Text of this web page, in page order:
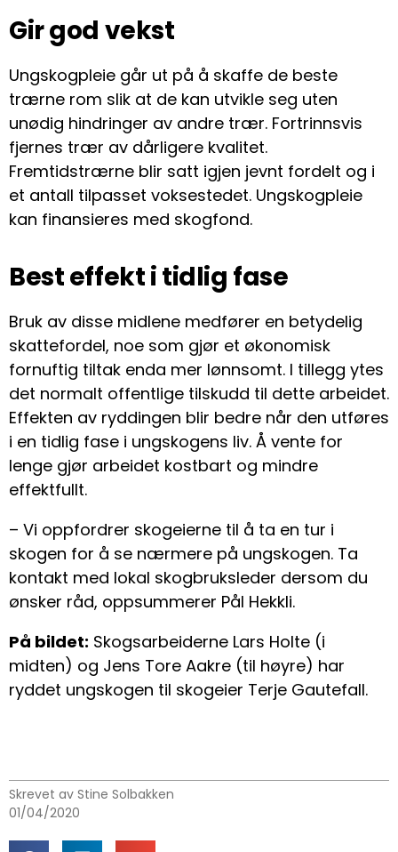
Gir god vekst
Ungskogpleie går ut på å skaffe de beste
trærne rom slik at de kan utvikle seg uten
unødig hindringer av andre trær. Fortrinnsvis
fjernes trær av dårligere kvalitet.
Fremtidstrærne blir satt igjen jevnt fordelt og i
et antall tilpasset voksestedet. Ungskogpleie
kan finansieres med skogfond.
Best effekt i tidlig fase
Bruk av disse midlene medfører en betydelig
skattefordel, noe som gjør et økonomisk
fornuftig tiltak enda mer lønnsomt. I tillegg ytes
det normalt offentlige tilskudd til dette arbeidet.
Effekten av ryddingen blir bedre når den utføres
i en tidlig fase i ungskogens liv. Å vente for
lenge gjør arbeidet kostbart og mindre
effektfullt.
– Vi oppfordrer skogeierne til å ta en tur i
skogen for å se nærmere på ungskogen. Ta
kontakt med lokal skogbruksleder dersom du
ønsker råd, oppsummerer Pål Hekkli.
På bildet: Skogsarbeiderne Lars Holte (i
midten) og Jens Tore Aakre (til høyre) har
ryddet ungskogen til skogeier Terje Gautefall.
Skrevet av Stine Solbakken
01/04/2020